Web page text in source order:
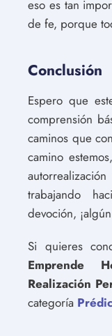
eso es tan
de fe, porque
Conclusión
Espero que
comprensión
caminos que
camino
trabajando
devoción,
Si quieres
Emprende
Realización
categoría